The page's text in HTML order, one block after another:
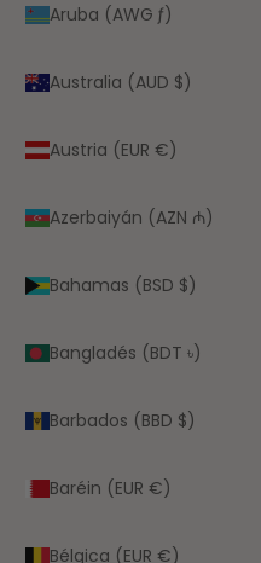
Aruba (AWG ƒ)
Australia (AUD $)
Austria (EUR €)
Azerbaiyán (AZN ₼)
Bahamas (BSD $)
Bangladés (BDT ৳)
Barbados (BBD $)
Baréin (EUR €)
Bélgica (EUR €)